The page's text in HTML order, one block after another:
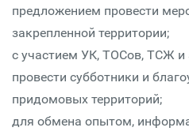
предложением провести
закрепленной территории;
с участием УК, ТОСов, ТСЖ и
провести субботники и
придомовых территорий;
для обмена опытом,